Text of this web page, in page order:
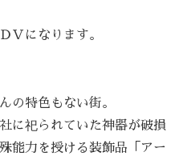
Ｖになります。
の特色もない街。
に祀られていた神器が破損
能力を授ける装飾品「アー